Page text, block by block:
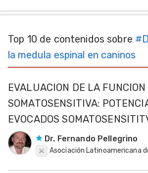
Top 10 de contenidos sobre #
la medula espinal en caninos
EVALUACION DE LA FUNCION
SOMATOSENSITIVA:
EVOCADOS
Dr. Fernando Pellegrino